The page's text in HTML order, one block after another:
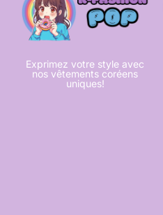
Exprimez votre style avec
nos vêtements coréens
uniques!